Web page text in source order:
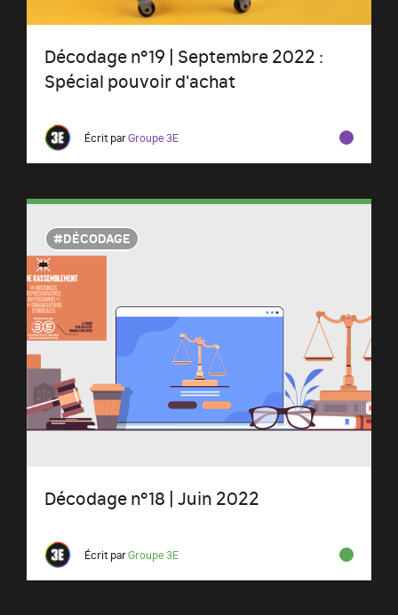
Décodage n°19 | Septembre 2022 :
Spécial pouvoir d'achat
Écrit parGroupe 3E
DÉCODAGE
Décodage n°18 | Juin 2022
Écrit parGroupe 3E